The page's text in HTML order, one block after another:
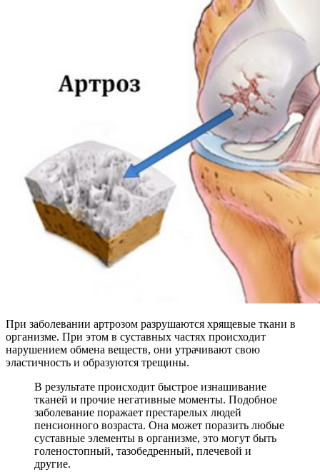
При заболевании артрозом разрушаются хрящевые ткани в
организме. При этом в суставных частях происходит
нарушением обмена веществ, они утрачивают свою
эластичность и образуются трещины.
В результате происходит быстрое изнашивание
тканей и прочие негативные моменты. Подобное
заболевание поражает престарелых людей
пенсионного возраста. Она может поразить любые
суставные элементы в организме, это могут быть
голеностопный, тазобедренный, плечевой и
другие.